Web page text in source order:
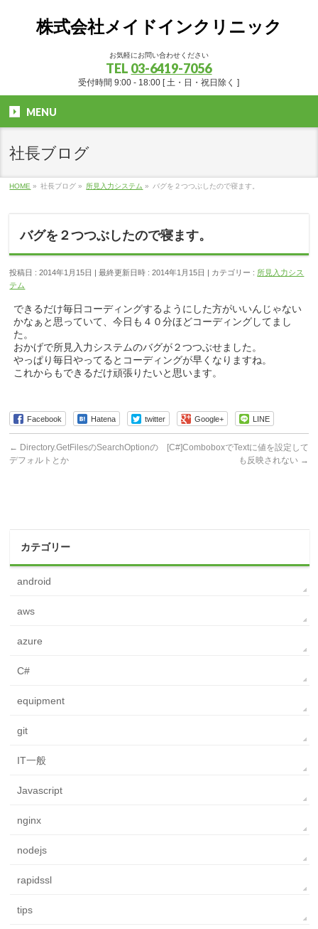
株式会社メイドインクリニック
お気軽にお問い合わせください
TEL 03-6419-7056
受付時間 9:00 - 18:00 [ 土・日・祝日除く ]
MENU
社長ブログ
HOME » 社長ブログ » 所見入力システム » バグを２つつぶしたので寝ます。
バグを２つつぶしたので寝ます。
投稿日 : 2014年1月15日 最終更新日時 : 2014年1月15日 カテゴリー : 所見入力シス
テム
できるだけ毎日コーディングするようにした方がいいんじゃない
かなぁと思っていて、今日も４０分ほどコーディングしてまし
た。
おかげで所見入力システムのバグが２つつぶせました。
やっぱり毎日やってるとコーディングが早くなりますね。
これからもできるだけ頑張りたいと思います。
Facebook Hatena twitter Google+ LINE
← Directory.GetFilesのSearchOptionの
デフォルトとか
[C#]ComboboxでTextに値を設定して
も反映されない →
カテゴリー
android
aws
azure
C#
equipment
git
IT一般
Javascript
nginx
nodejs
rapidssl
tips